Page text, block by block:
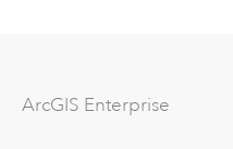
ArcGIS Enterprise